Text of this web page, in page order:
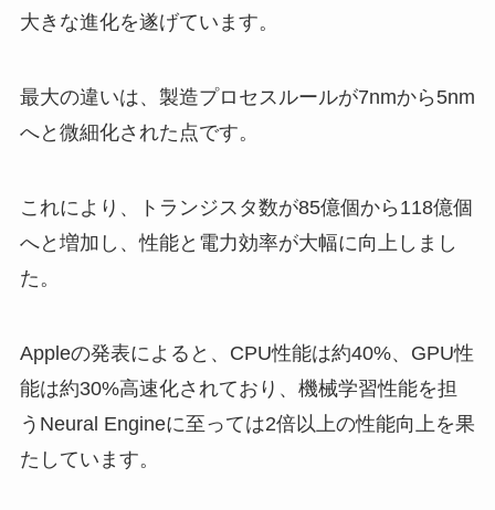
大きな進化を遂げています。
最大の違いは、製造プロセスルールが7nmから5nm
へと微細化された点です。
これにより、トランジスタ数が85億個から118億個
へと増加し、性能と電力効率が大幅に向上しまし
た。
Appleの発表によると、CPU性能は約40%、GPU性
能は約30%高速化されており、機械学習性能を担
うNeural Engineに至っては2倍以上の性能向上を果
たしています。